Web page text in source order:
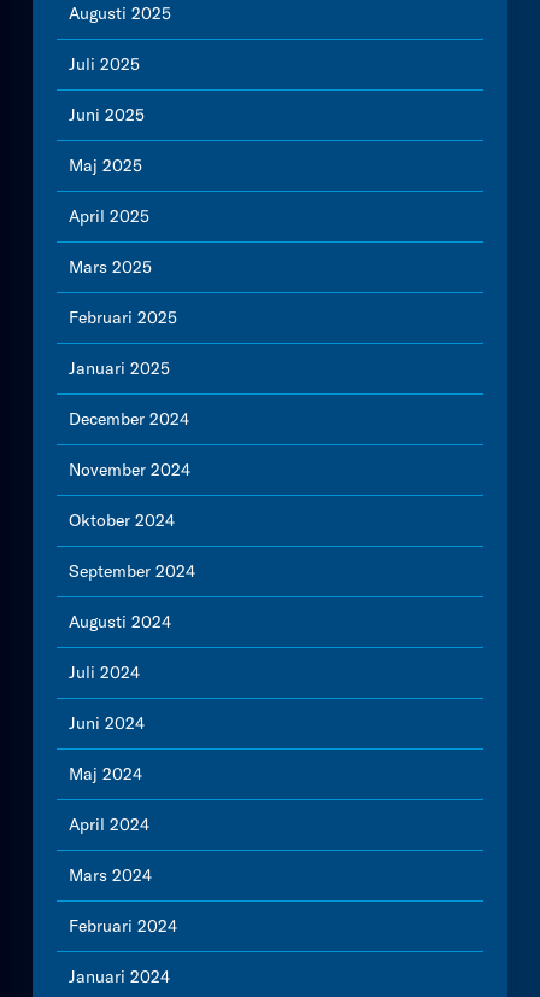
Augusti 2025
Juli 2025
Juni 2025
Maj 2025
April 2025
Mars 2025
Februari 2025
Januari 2025
December 2024
November 2024
Oktober 2024
September 2024
Augusti 2024
Juli 2024
Juni 2024
Maj 2024
April 2024
Mars 2024
Februari 2024
Januari 2024